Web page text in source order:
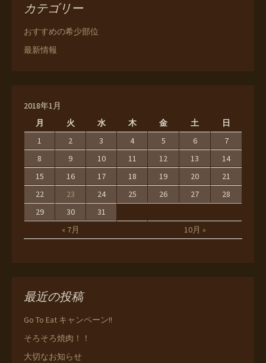
カテゴリー
おすすめの希少部位
最新情報
2018年1月
月
火 水 木 金 土 日
« 7月 10月 »
1 2 3 4 5 6
7
8
9 10 11 12 13
14
15
16 17 18 19 20
21
22
23 24 25 26 27
28
29
30 31
最近の投稿
Go To Eat キャンペーン!!
そろそろ焼肉！！
大切なお知らせ